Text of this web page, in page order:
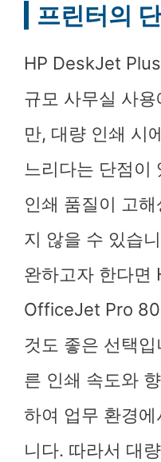
프린터의
HP DeskJet
규모 사무실 사
만, 대량 인쇄 시
느리다는 단점이
인쇄 품질이 고
지 않을 수 있습
완하고자 한다면
OfficeJet Pro
것도 좋은 선택
른 인쇄 속도와
하여 업무 환경
니다. 따라서 대